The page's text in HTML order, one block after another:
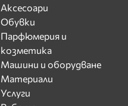
Аксесоари
Обувки
Парфюмерия и
козметика
Машини и оборудване
Материали
Услуги